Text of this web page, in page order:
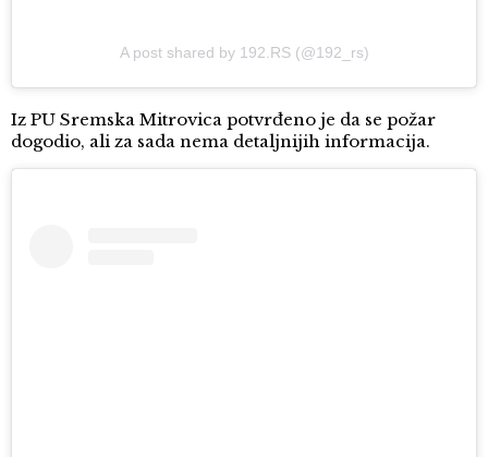
A post shared by 192.RS (@192_rs)
Iz PU Sremska Mitrovica potvrđeno je da se požar
dogodio, ali za sada nema detaljnijih informacija.